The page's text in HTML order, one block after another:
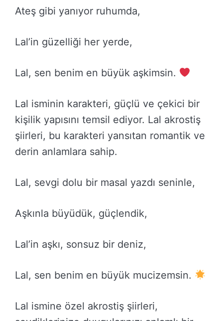
Ateş gibi yanıyor ruhumda,
Lal’in güzelliği her yerde,
Lal, sen benim en büyük aşkimsin.
Lal isminin karakteri, güçlü ve çekici bir
kişilik yapısını temsil ediyor. Lal akrostiş
şiirleri, bu karakteri yansıtan romantik ve
derin anlamlara sahip.
Lal, sevgi dolu bir masal yazdı seninle,
Aşkınla büyüdük, güçlendik,
Lal’in aşkı, sonsuz bir deniz,
Lal, sen benim en büyük mucizemsin.
Lal ismine özel akrostiş şiirleri,